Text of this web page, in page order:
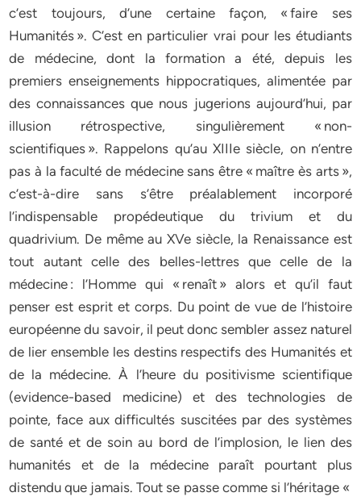
c’est toujours, d’une certaine façon, « faire ses
Humanités ». C’est en particulier vrai pour les étudiants
de médecine, dont la formation a été, depuis les
premiers enseignements hippocratiques, alimentée par
des connaissances que nous jugerions aujourd’hui, par
illusion rétrospective, singulièrement « non-
scientifiques ». Rappelons qu’au XIIIe siècle, on n’entre
pas à la faculté de médecine sans être « maître ès arts »,
c’est-à-dire sans s’être préalablement incorporé
l’indispensable propédeutique du trivium et du
quadrivium. De même au XVe siècle, la Renaissance est
tout autant celle des belles-lettres que celle de la
médecine : l’Homme qui « renaît » alors et qu’il faut
penser est esprit et corps. Du point de vue de l’histoire
européenne du savoir, il peut donc sembler assez naturel
de lier ensemble les destins respectifs des Humanités et
de la médecine. À l’heure du positivisme scientifique
(evidence-based medicine) et des technologies de
pointe, face aux difficultés suscitées par des systèmes
de santé et de soin au bord de l’implosion, le lien des
humanités et de la médecine paraît pourtant plus
distendu que jamais. Tout se passe comme si l’héritage «